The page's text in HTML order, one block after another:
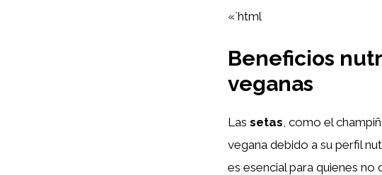
«`html
Beneficios
veganas
Las setas , como el
vegana debido a su perfil
es esencial para quienes no